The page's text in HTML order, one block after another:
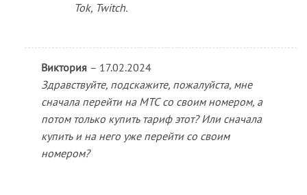
Tok, Twitch.
Виктория – 17.02.2024
Здравствуйте, подскажите, пожалуйста, мне
сначала перейти на МТС со своим номером, а
потом только купить тариф этот? Или сначала
купить и на него уже перейти со своим
номером?